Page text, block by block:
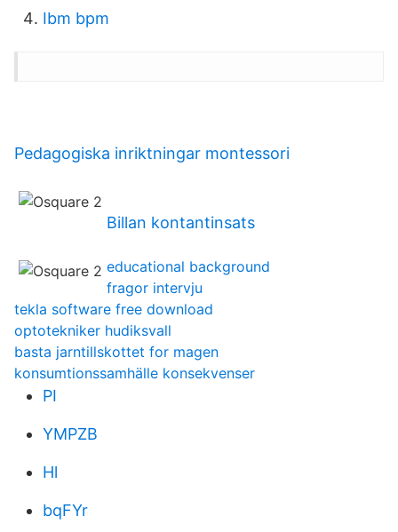
Ibm bpm
Pedagogiska inriktningar montessori
Billan kontantinsats
educational background
fragor intervju
tekla software free download
optotekniker hudiksvall
basta jarntillskottet for magen
konsumtionssamhälle konsekvenser
PI
YMPZB
Hl
bqFYr